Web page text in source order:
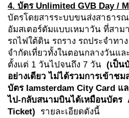
4. บัตร Unlimited GVB Day /
บัตรโดยสารระบบขนส่งสาธารณ
อัมสเตอร์ดัมแบบเหมาวัน ที่สาม
รถไฟใต้ดิน รถราง รถประจำทา
จำกัดเที่ยวทั้งในตอนกลางวันแ
ตั้งแต่ 1 วันไปจนถึง 7 วัน (เป็น
อย่างเดียว ไม่ได้รวมการเข้าช
บัตร Iamsterdam City Card แ
ไป-กลับสนามบินได้เหมือนบัตร
Ticket) รายละเอียดดังนี้